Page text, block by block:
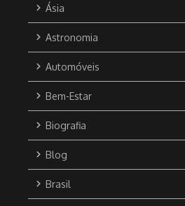
Ásia
Astronomia
Automóveis
Bem-Estar
Biografia
Blog
Brasil